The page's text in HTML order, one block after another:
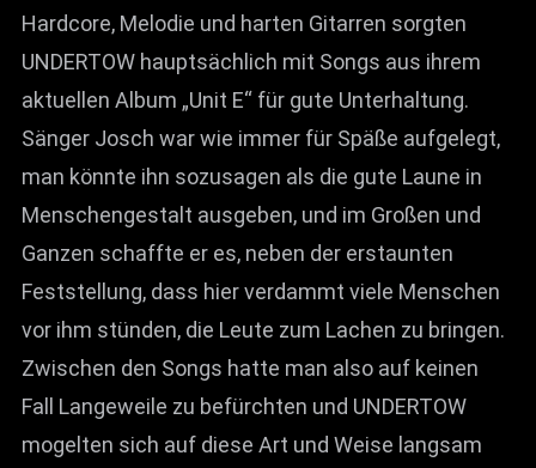
Hardcore, Melodie und harten Gitarren sorgten
UNDERTOW hauptsächlich mit Songs aus ihrem
aktuellen Album „Unit E“ für gute Unterhaltung.
Sänger Josch war wie immer für Späße aufgelegt,
man könnte ihn sozusagen als die gute Laune in
Menschengestalt ausgeben, und im Großen und
Ganzen schaffte er es, neben der erstaunten
Feststellung, dass hier verdammt viele Menschen
vor ihm stünden, die Leute zum Lachen zu bringen.
Zwischen den Songs hatte man also auf keinen
Fall Langeweile zu befürchten und UNDERTOW
mogelten sich auf diese Art und Weise langsam